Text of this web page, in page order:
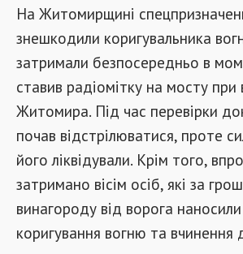
На Житомирщині
знешкодили коригувальника
затримали безпосередньо в
ставив радіомітку на мосту при
Житомира. Під час перевірки
почав відстрілюватися, проте
його ліквідували. Крім того,
затримано вісім осіб, які за
винагороду від ворога
коригування вогню та вчинення